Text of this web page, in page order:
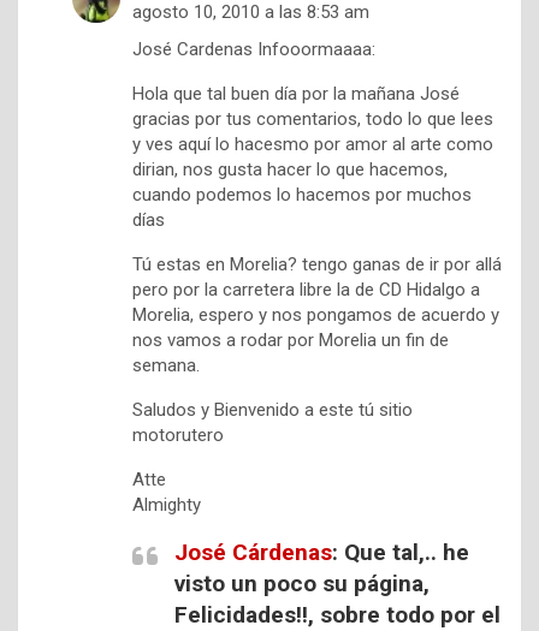
agosto 10, 2010 a las 8:53 am
José Cardenas Infooormaaaa:
Hola que tal buen día por la mañana José
gracias por tus comentarios, todo lo que lees
y ves aquí lo hacesmo por amor al arte como
dirian, nos gusta hacer lo que hacemos,
cuando podemos lo hacemos por muchos
días
Tú estas en Morelia? tengo ganas de ir por allá
pero por la carretera libre la de CD Hidalgo a
Morelia, espero y nos pongamos de acuerdo y
nos vamos a rodar por Morelia un fin de
semana.
Saludos y Bienvenido a este tú sitio
motorutero
Atte
Almighty
José Cárdenas: Que tal,.. he
visto un poco su página,
Felicidades!!, sobre todo por el